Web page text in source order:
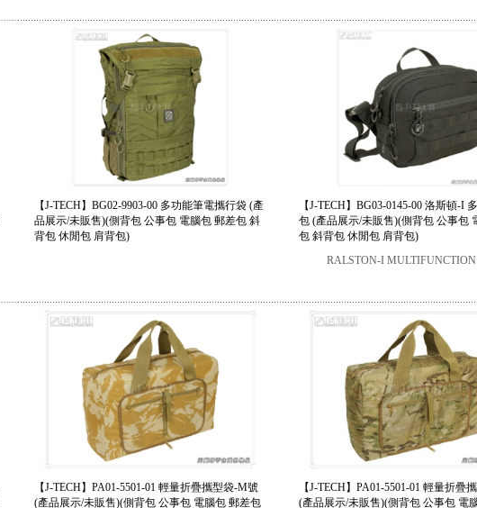
【J-TECH】BG02-9903-00 多功能筆電攜行袋 (產
品展示/未販售)(側背包 公事包 電腦包 郵差包 斜
背包 休閒包 肩背包)
【J-TECH】BG03-0145-00 洛斯頓-I
包 (產品展示/未販售)(側背包 公事包
包 斜背包 休閒包 肩背包)
RALSTON-I
【J-TECH】PA01-5501-01 輕量折疊攜型袋-M號
(產品展示/未販售)(側背包 公事包 電腦包 郵差包
【J-TECH】PA01-5501-01 輕量折疊
(產品展示/未販售)(側背包 公事包 電